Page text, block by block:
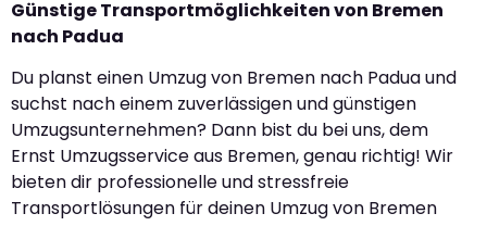
Günstige Transportmöglichkeiten von Bremen
nach Padua
Du planst einen Umzug von Bremen nach Padua und
suchst nach einem zuverlässigen und günstigen
Umzugsunternehmen? Dann bist du bei uns, dem
Ernst Umzugsservice aus Bremen, genau richtig! Wir
bieten dir professionelle und stressfreie
Transportlösungen für deinen Umzug von Bremen